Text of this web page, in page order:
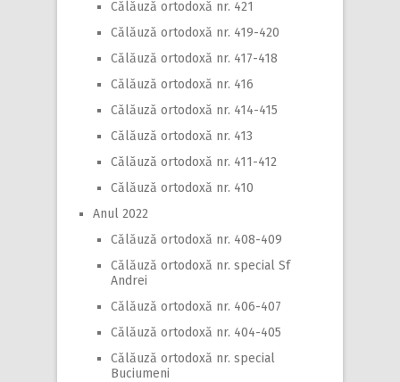
Călăuză ortodoxă nr. 421
Călăuză ortodoxă nr. 419-420
Călăuză ortodoxă nr. 417-418
Călăuză ortodoxă nr. 416
Călăuză ortodoxă nr. 414-415
Călăuză ortodoxă nr. 413
Călăuză ortodoxă nr. 411-412
Călăuză ortodoxă nr. 410
Anul 2022
Călăuză ortodoxă nr. 408-409
Călăuză ortodoxă nr. special Sf
Andrei
Călăuză ortodoxă nr. 406-407
Călăuză ortodoxă nr. 404-405
Călăuză ortodoxă nr. special
Buciumeni